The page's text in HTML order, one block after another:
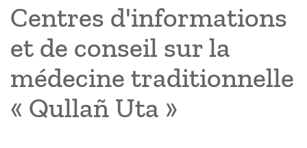
Centres d'informations
et de conseil sur la
médecine traditionnelle
« Qullañ Uta »